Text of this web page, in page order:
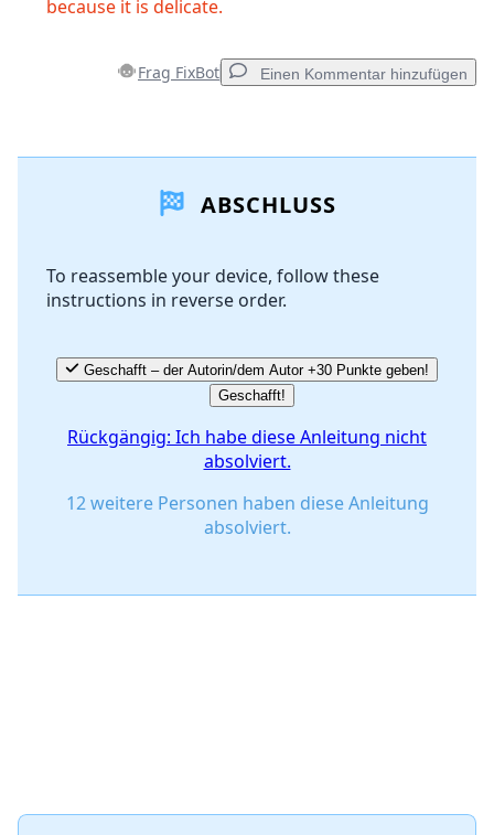
because it is delicate.
Frag FixBot Einen Kommentar hinzufügen
Kommentar hinzufügen
Abbrechen
ABSCHLUSS
To reassemble your device, follow these
instructions in reverse order.
Geschafft – der Autorin/dem Autor +30 Punkte geben!
Geschafft!
Rückgängig: Ich habe diese Anleitung nicht
absolviert.
12 weitere Personen haben diese Anleitung
absolviert.